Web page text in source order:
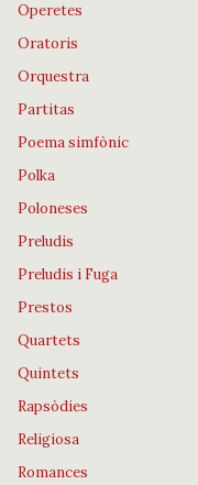
Operetes
Oratoris
Orquestra
Partitas
Poema simfònic
Polka
Poloneses
Preludis
Preludis i Fuga
Prestos
Quartets
Quintets
Rapsòdies
Religiosa
Romances